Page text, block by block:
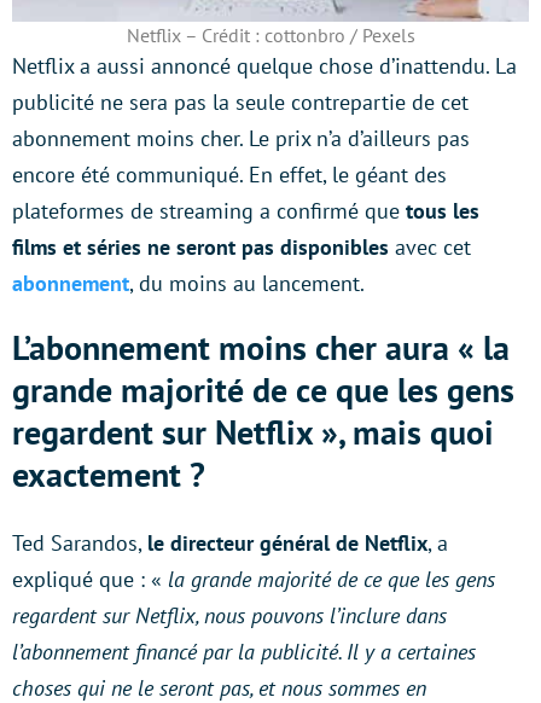
Netflix – Crédit : cottonbro / Pexels
Netflix a aussi annoncé quelque chose d’inattendu. La
publicité ne sera pas la seule contrepartie de cet
abonnement moins cher. Le prix n’a d’ailleurs pas
encore été communiqué. En effet, le géant des
plateformes de streaming a confirmé que tous les
films et séries ne seront pas disponibles avec cet
abonnement, du moins au lancement.
L’abonnement moins cher aura « la
grande majorité de ce que les gens
regardent sur Netflix », mais quoi
exactement ?
Ted Sarandos, le directeur général de Netflix, a
expliqué que : « la grande majorité de ce que les gens
regardent sur Netflix, nous pouvons l’inclure dans
l’abonnement financé par la publicité. Il y a certaines
choses qui ne le seront pas, et nous sommes en